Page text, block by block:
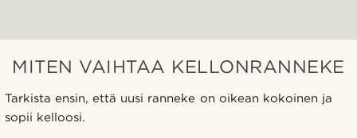
MITEN VAIHTAA KELLONRANNEKE
Tarkista ensin, että uusi ranneke on oikean kokoinen ja
sopii kelloosi.